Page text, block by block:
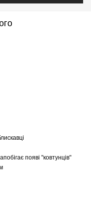
появі "ковтунців"